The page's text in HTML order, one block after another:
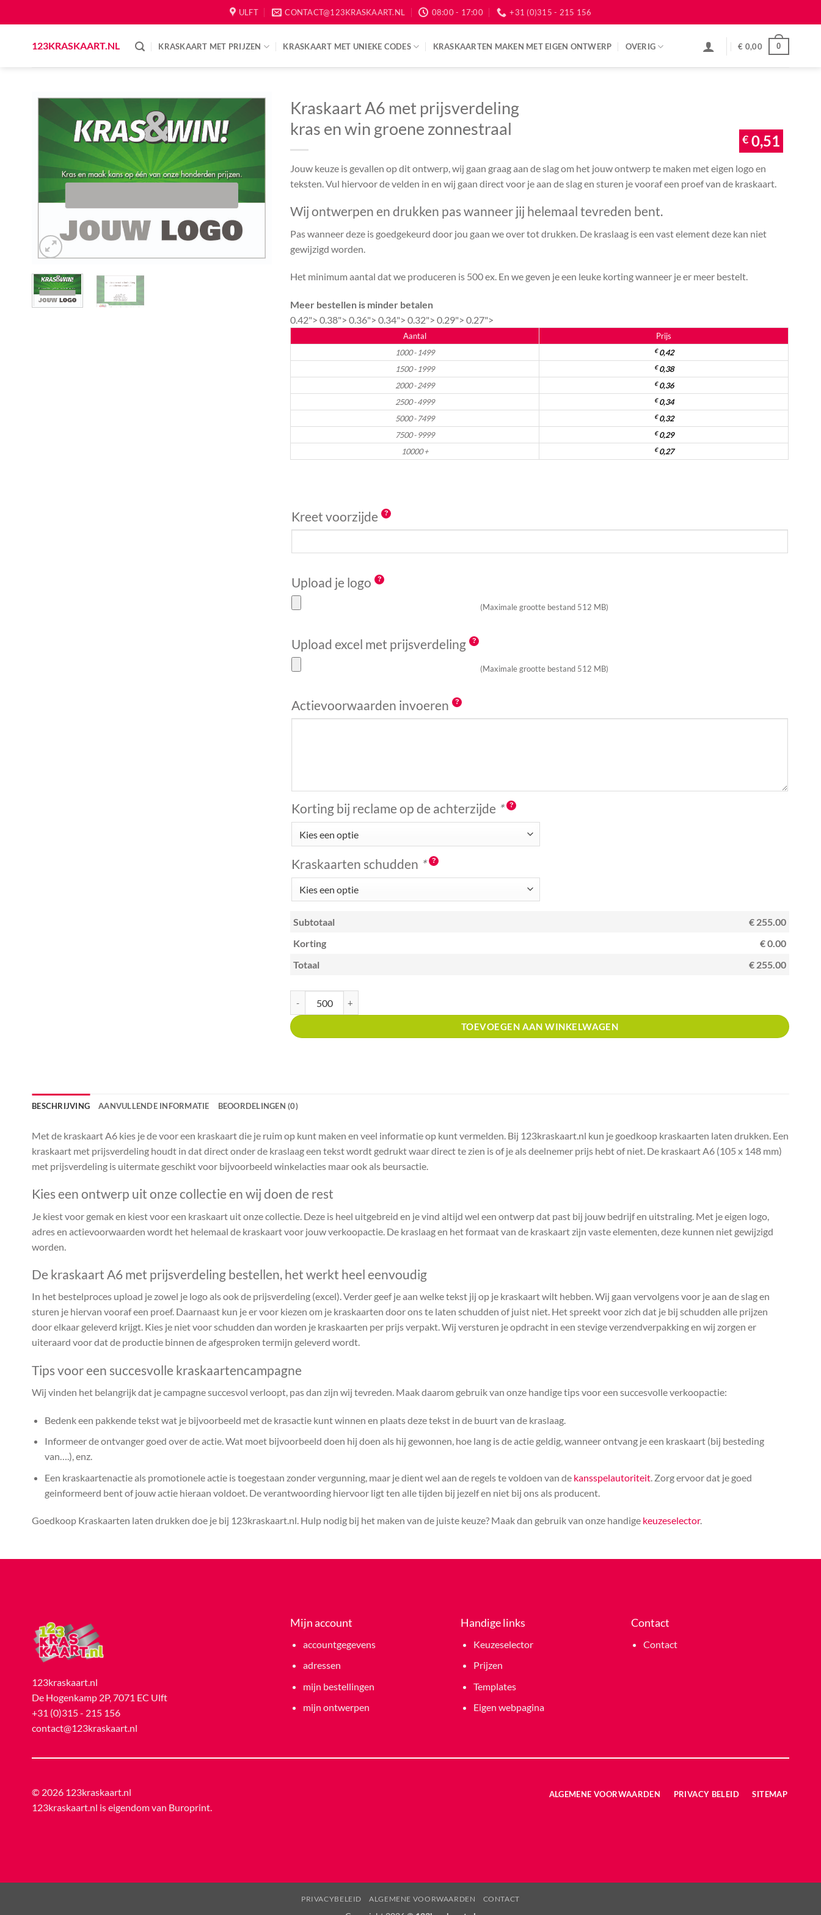
to
ULFT CONTACT@123KRASKAART.NL 08:00 - 17:00 +31 (0)315 - 215 156
123KRASKAART.NL KRASKAART MET PRIJZEN KRASKAART MET UNIEKE CODES KRASKAARTEN MAKEN MET EIGEN ONTWERP OVERIG € 0,00 0
Kraskaart A6 met prijsverdeling
kras en win groene zonnestraal
€0,51
Jouw keuze is gevallen op dit ontwerp, wij gaan graag aan de slag om het jouw ontwerp te maken met eigen logo en
teksten. Vul hiervoor de velden in en wij gaan direct voor je aan de slag en sturen je vooraf een proef van de kraskaart.
Wij ontwerpen en drukken pas wanneer jij helemaal tevreden bent.
Pas wanneer deze is goedgekeurd door jou gaan we over tot drukken. De kraslaag is een vast element deze kan niet
gewijzigd worden.
Het minimum aantal dat we produceren is 500 ex. En we geven je een leuke korting wanneer je er meer bestelt.
Meer bestellen is minder betalen
0.42">0.38">0.36">0.34">0.32">0.29">0.27">
Aantal
Prijs
1000 - 1499
€0,42
1500 - 1999
€0,38
2000 - 2499
€0,36
2500 - 4999
€0,34
5000 - 7499
€0,32
7500 - 9999
€0,29
10000 +
€0,27
Kreet voorzijde
Upload je logo
(Maximale grootte bestand 512 MB)
Upload excel met prijsverdeling
(Maximale grootte bestand 512 MB)
Actievoorwaarden invoeren
Korting bij reclame op de achterzijde *
Kraskaarten schudden *
Subtotaal
€ 255.00
Korting
€ 0.00
Totaal
€ 255.00
TOEVOEGEN AAN WINKELWAGEN
BESCHRIJVING AANVULLENDE INFORMATIE BEOORDELINGEN (0)
Met de kraskaart A6 kies je de voor een kraskaart die je ruim op kunt maken en veel informatie op kunt vermelden. Bij 123kraskaart.nl kun je goedkoop kraskaarten laten drukken. Een
kraskaart met prijsverdeling houdt in dat direct onder de kraslaag een tekst wordt gedrukt waar direct te zien is of je als deelnemer prijs hebt of niet. De kraskaart A6 (105 x 148 mm)
met prijsverdeling is uitermate geschikt voor bijvoorbeeld winkelacties maar ook als beursactie.
Kies een ontwerp uit onze collectie en wij doen de rest
Je kiest voor gemak en kiest voor een kraskaart uit onze collectie. Deze is heel uitgebreid en je vind altijd wel een ontwerp dat past bij jouw bedrijf en uitstraling. Met je eigen logo,
adres en actievoorwaarden wordt het helemaal de kraskaart voor jouw verkoopactie. De kraslaag en het formaat van de kraskaart zijn vaste elementen, deze kunnen niet gewijzigd
worden.
De kraskaart A6 met prijsverdeling bestellen, het werkt heel eenvoudig
In het bestelproces upload je zowel je logo als ook de prijsverdeling (excel). Verder geef je aan welke tekst jij op je kraskaart wilt hebben. Wij gaan vervolgens voor je aan de slag en
sturen je hiervan vooraf een proef. Daarnaast kun je er voor kiezen om je kraskaarten door ons te laten schudden of juist niet. Het spreekt voor zich dat je bij schudden alle prijzen
door elkaar geleverd krijgt. Kies je niet voor schudden dan worden je kraskaarten per prijs verpakt. Wij versturen je opdracht in een stevige verzendverpakking en wij zorgen er
uiteraard voor dat de productie binnen de afgesproken termijn geleverd wordt.
Tips voor een succesvolle kraskaartencampagne
Wij vinden het belangrijk dat je campagne succesvol verloopt, pas dan zijn wij tevreden. Maak daarom gebruik van onze handige tips voor een succesvolle verkoopactie:
Bedenk een pakkende tekst wat je bijvoorbeeld met de krasactie kunt winnen en plaats deze tekst in de buurt van de kraslaag.
Informeer de ontvanger goed over de actie. Wat moet bijvoorbeeld doen hij doen als hij gewonnen, hoe lang is de actie geldig, wanneer ontvang je een kraskaart (bij besteding
van….), enz.
Een kraskaartenactie als promotionele actie is toegestaan zonder vergunning, maar je dient wel aan de regels te voldoen van de kansspelautoriteit. Zorg ervoor dat je goed
geinformeerd bent of jouw actie hieraan voldoet. De verantwoording hiervoor ligt ten alle tijden bij jezelf en niet bij ons als producent.
Goedkoop Kraskaarten laten drukken doe je bij 123kraskaart.nl. Hulp nodig bij het maken van de juiste keuze? Maak dan gebruik van onze handige keuzeselector.
123kraskaart.nl
De Hogenkamp 2P, 7071 EC Ulft
+31 (0)315 - 215 156
contact@123kraskaart.nl
Mijn account
accountgegevens
adressen
mijn bestellingen
mijn ontwerpen
Handige links
Keuzeselector
Prijzen
Templates
Eigen webpagina
Contact
Contact
© 2026 123kraskaart.nl
123kraskaart.nl is eigendom van Buroprint.
ALGEMENE VOORWAARDEN PRIVACY BELEID SITEMAP
PRIVACYBELEID ALGEMENE VOORWAARDEN CONTACT